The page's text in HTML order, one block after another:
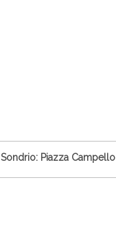
Sondrio: Piazza Campello